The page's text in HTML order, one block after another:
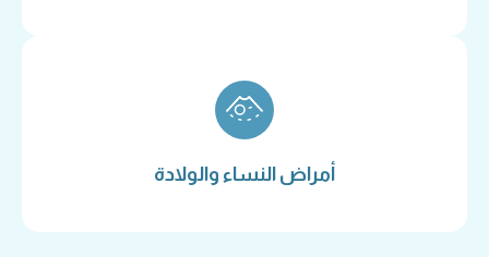
أمراض النساء والولادة